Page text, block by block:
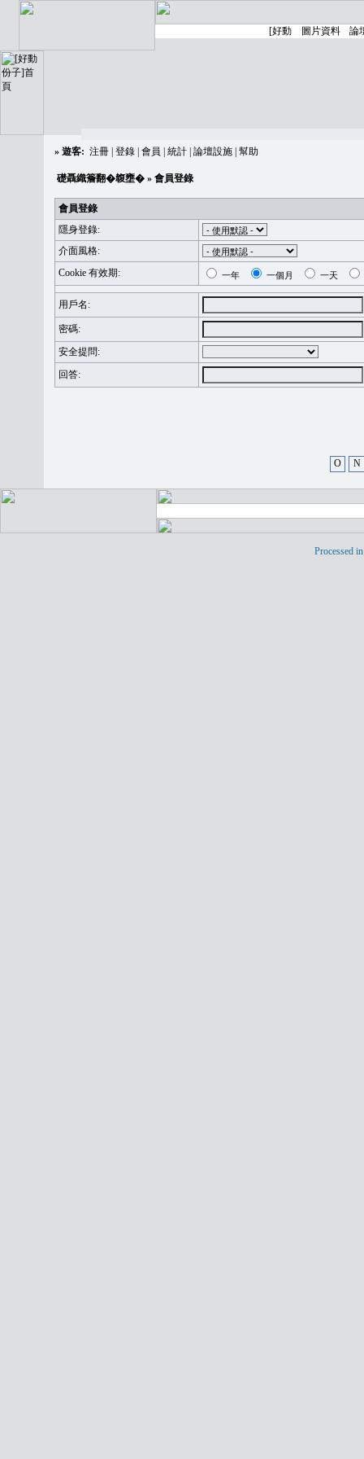
» 遊客: 注冊 登錄 會員 統計 論壇設施 幫助
礎聶織簷翻�䪖壅� » 會員登錄
會員登錄
隱身登錄:
介面風格:
Cookie 有效期:
一年 一個月 一天
用戶名:
密碼:
安全提問:
回答:
O N
Processed